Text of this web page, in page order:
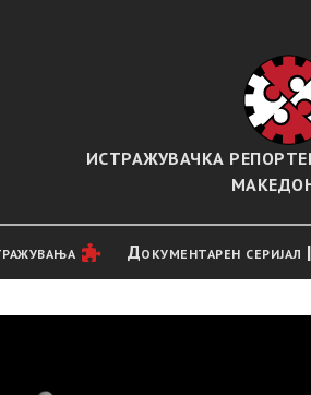
ИСТРАЖУВАЧКА
Документарен серијал